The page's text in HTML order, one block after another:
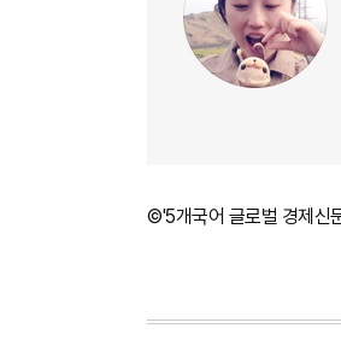
©'5개국어 글로벌 경제신